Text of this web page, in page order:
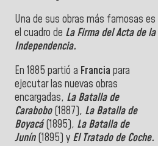
Una de sus obras más famosas es
el cuadro de La Firma del Acta de la
Independencia.
En 1885 partió a Francia para
ejecutar las nuevas obras
encargadas, La Batalla de
Carabobo(1887), La Batalla de
Boyacá(1895), La Batalla de
Junín(1895) y El Tratado de Coche.